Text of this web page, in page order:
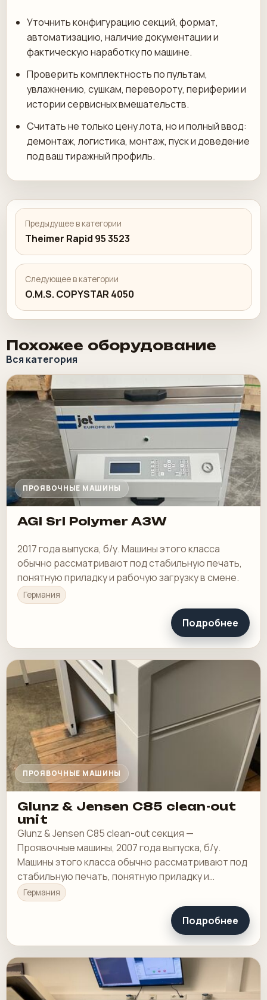
Уточнить конфигурацию секций, формат,
автоматизацию, наличие документации и
фактическую наработку по машине.
Проверить комплектность по пультам,
увлажнению, сушкам, перевороту, периферии и
истории сервисных вмешательств.
Считать не только цену лота, но и полный ввод:
демонтаж, логистика, монтаж, пуск и доведение
под ваш тиражный профиль.
Предыдущее в категории
Theimer Rapid 95 3523
Следующее в категории
O.M.S. COPYSTAR 4050
Похожее оборудование
Вся категория
ПРОЯВОЧНЫЕ МАШИНЫ
AGI Srl Polymer A3W
2017 года выпуска, б/у. Машины этого класса
обычно рассматривают под стабильную печать,
понятную приладку и рабочую загрузку в смене.
Германия
Подробнее
ПРОЯВОЧНЫЕ МАШИНЫ
Glunz & Jensen C85 clean-out
unit
Glunz & Jensen C85 clean-out секция —
Проявочные машины, 2007 года выпуска, б/у.
Машины этого класса обычно рассматривают под
стабильную печать, понятную приладку и
рабочую загрузку в смене.
Германия
Подробнее